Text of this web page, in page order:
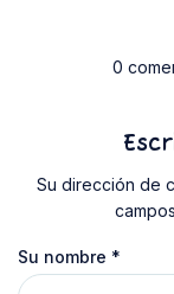
0
Su dirección de
Su nombre *